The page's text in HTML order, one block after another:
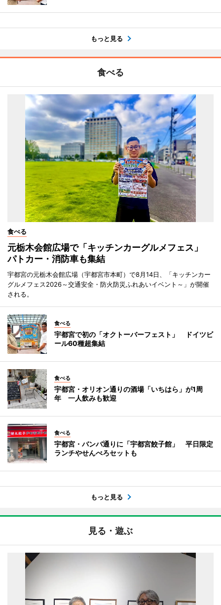
もっと見る
食べる
食べる
元栃木会館広場で「キッチンカーグルメフェス」
パトカー・消防車も集結
宇都宮の元栃木会館広場（宇都宮市本町）で8月14日、「キッチンカー
グルメフェス2026～交通安全・防火防災ふれあいイベント～」が開催
される。
食べる
宇都宮で初の「オクトーバーフェスト」 ドイツビ
ール60種超集結
食べる
宇都宮・オリオン通りの酒場「いちはら」が1周
年 一人飲みも歓迎
食べる
宇都宮・バンバ通りに「宇都宮餃子館」 平日限定
ランチやせんべろセットも
もっと見る
見る・遊ぶ